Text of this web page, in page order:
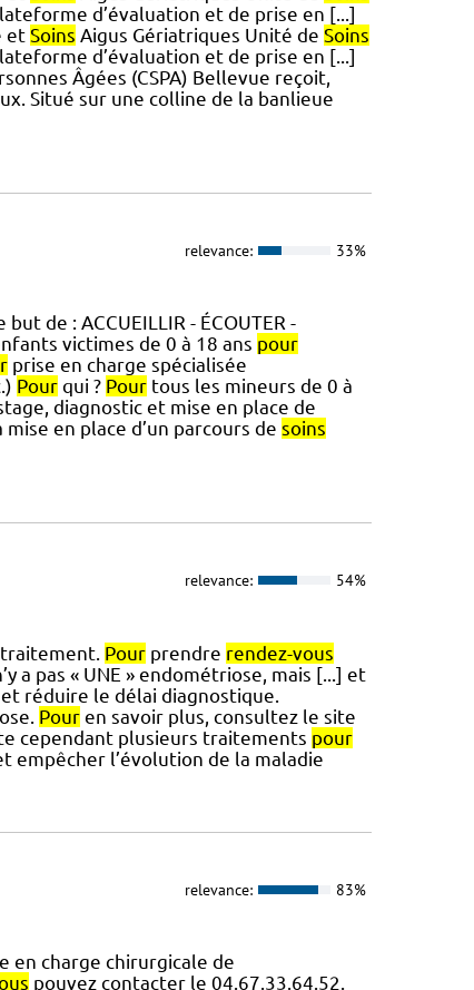
d’évaluation et de prise en [...]
et Soins Aigus Gériatriques Unité de Soins
d’évaluation et de prise en [...]
Âgées (CSPA) Bellevue reçoit,
Situé sur une colline de la banlieue
relevance: 33%
de : ACCUEILLIR - ÉCOUTER -
victimes de 0 à 18 ans pour
prise en charge spécialisée
Pourqui ? Pourtous les mineurs de 0 à
diagnostic et mise en place de
en place d’un parcours de soins
relevance: 54%
traitement. Pourprendre rendez-vous
a pas « UNE » endométriose, mais [...] et
et réduire le délai diagnostique.
Pouren savoir plus, consultez le site
cependant plusieurs traitements pour
empêcher l’évolution de la maladie
relevance: 83%
en charge chirurgicale de
pouvez contacter le 04.67.33.64.52.